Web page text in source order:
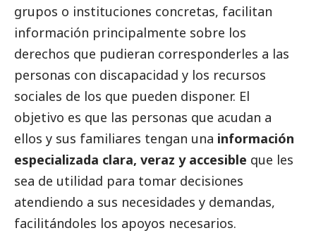
grupos o instituciones concretas, facilitan
información principalmente sobre los
derechos que pudieran corresponderles a las
personas con discapacidad y los recursos
sociales de los que pueden disponer. El
objetivo es que las personas que acudan a
ellos y sus familiares tengan una información
especializada clara, veraz y accesible que les
sea de utilidad para tomar decisiones
atendiendo a sus necesidades y demandas,
facilitándoles los apoyos necesarios.